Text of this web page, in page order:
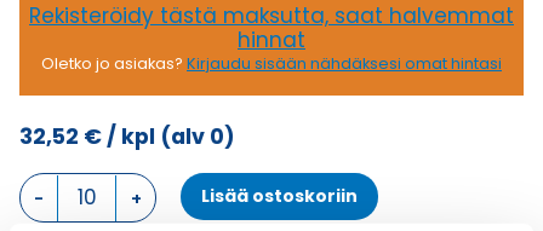
Rekisteröidy tästä maksutta, saat halvemmat
hinnat
Oletko jo asiakas? Kirjaudu sisään nähdäksesi omat hintasi
32,52 €/ kpl (alv 0)
PINTA
ASENNUSKOTELO,
Lisää ostoskoriin